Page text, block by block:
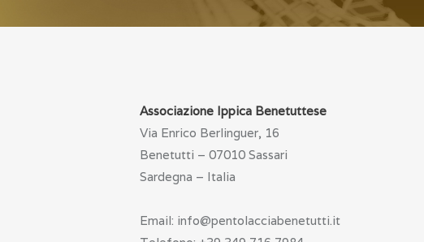
Associazione Ippica Benetuttese
Via Enrico Berlinguer, 16
Benetutti – 07010 Sassari
Sardegna – Italia
Email: info@pentolacciabenetutti.it